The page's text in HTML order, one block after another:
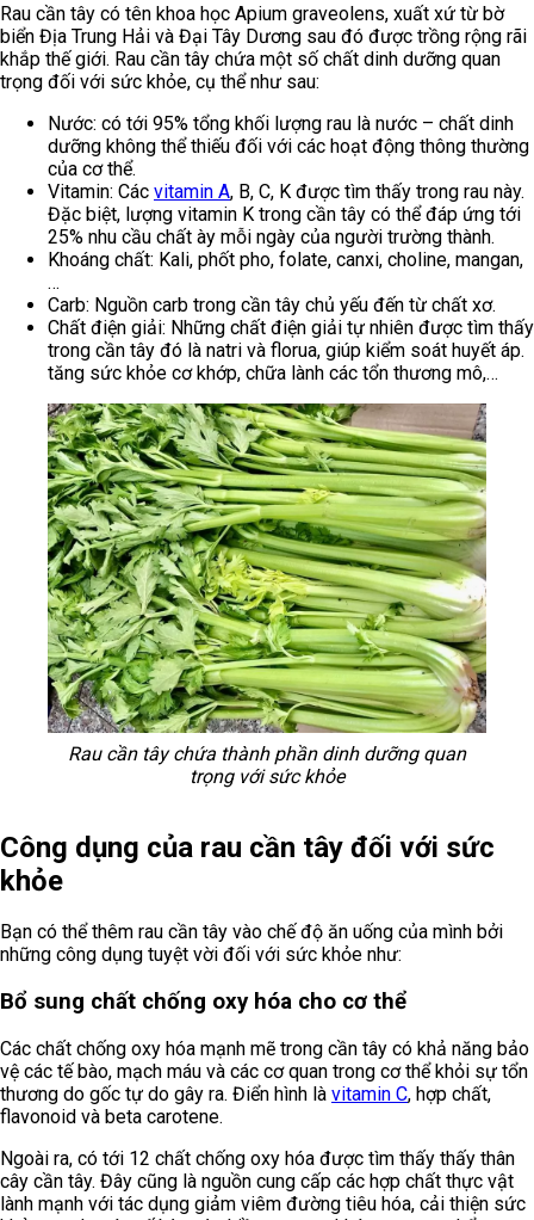
Rau cần tây có tên khoa học Apium graveolens, xuất xứ từ bờ
biển Địa Trung Hải và Đại Tây Dương sau đó được trồng rộng rãi
khắp thế giới. Rau cần tây chứa một số chất dinh dưỡng quan
trọng đối với sức khỏe, cụ thể như sau:
Nước: có tới 95% tổng khối lượng rau là nước – chất dinh
dưỡng không thể thiếu đối với các hoạt động thông thường
của cơ thể.
Vitamin: Các vitamin A, B, C, K được tìm thấy trong rau này.
Đặc biệt, lượng vitamin K trong cần tây có thể đáp ứng tới
25% nhu cầu chất ày mỗi ngày của người trường thành.
Khoáng chất: Kali, phốt pho, folate, canxi, choline, mangan,
…
Carb: Nguồn carb trong cần tây chủ yếu đến từ chất xơ.
Chất điện giải: Những chất điện giải tự nhiên được tìm thấy
trong cần tây đó là natri và florua, giúp kiểm soát huyết áp.
tăng sức khỏe cơ khớp, chữa lành các tổn thương mô,…
Rau cần tây chứa thành phần dinh dưỡng quan
trọng với sức khỏe
Công dụng của rau cần tây đối với sức
khỏe
Bạn có thể thêm rau cần tây vào chế độ ăn uống của mình bởi
những công dụng tuyệt vời đối với sức khỏe như:
Bổ sung chất chống oxy hóa cho cơ thể
Các chất chống oxy hóa mạnh mẽ trong cần tây có khả năng bảo
vệ các tế bào, mạch máu và các cơ quan trong cơ thể khỏi sự tổn
thương do gốc tự do gây ra. Điển hình là vitamin C, hợp chất,
flavonoid và beta carotene.
Ngoài ra, có tới 12 chất chống oxy hóa được tìm thấy thấy thân
cây cần tây. Đây cũng là nguồn cung cấp các hợp chất thực vật
lành mạnh với tác dụng giảm viêm đường tiêu hóa, cải thiện sức